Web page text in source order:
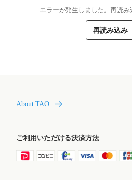
エラーが発生しました。再読
再読み込み
About TAO
ご利用いただける決済方法